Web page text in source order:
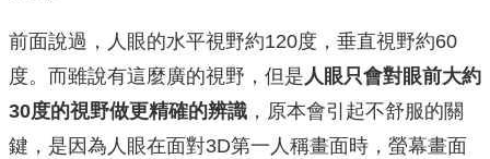
前面說過，人眼的水平視野約120度，垂直視野約60
度。而雖說有這麼廣的視野，但是人眼只會對眼前大約
30度的視野做更精確的辨識 ，原本會引起不舒服的關
鍵，是因為人眼在面對3D第一人稱畫面時，螢幕畫面